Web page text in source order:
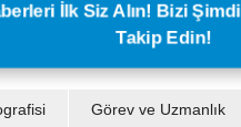
İlk Siz Alın! Bizi
Takip Edin!
Görev ve Uzmanlık